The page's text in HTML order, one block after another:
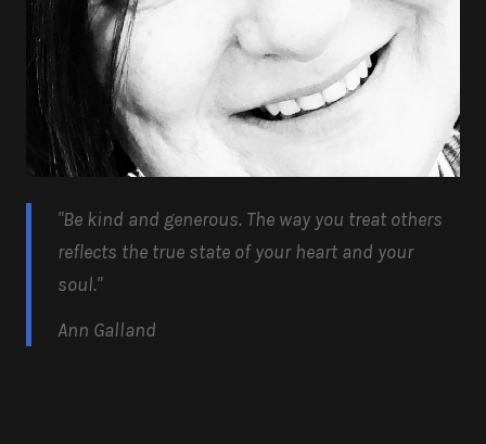
"Be kind and generous. The way you treat others
reflects the true state of your heart and your
soul."
Ann Galland